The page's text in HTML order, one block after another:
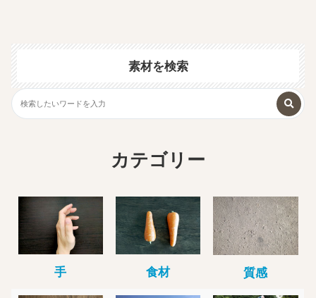
素材を検索
カテゴリー
手 食材 質感